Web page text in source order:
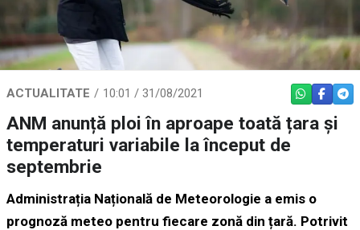
ACTUALITATE 10:01 / 31/08/2021 WHATSAPP
ANM anunță ploi în aproape toată țara și
temperaturi variabile la început de
septembrie
Administrația Națională de Meteorologie a emis o
prognoză meteo pentru fiecare zonă din țară. Potrivit